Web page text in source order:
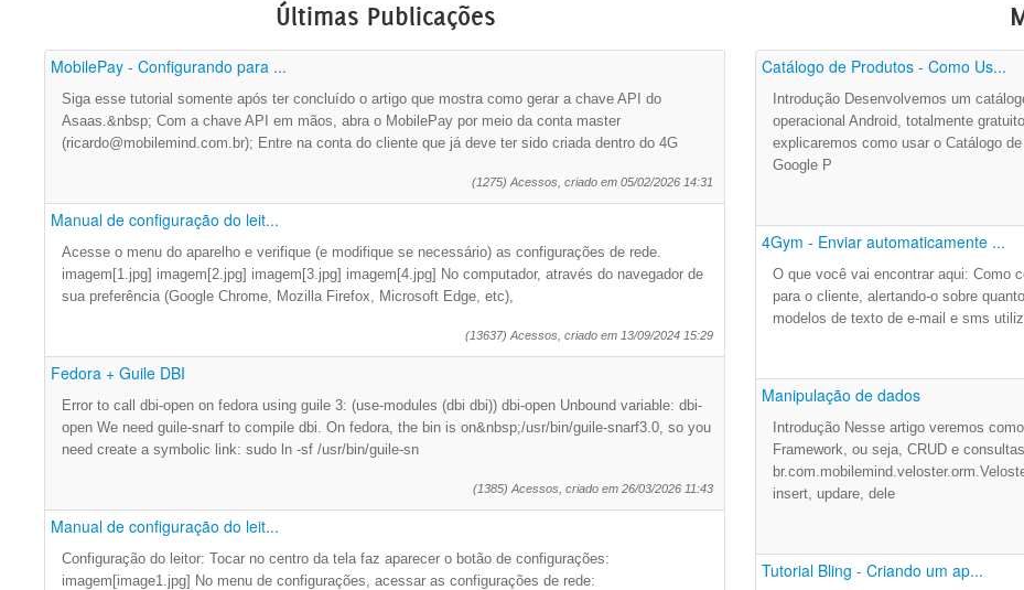
Últimas Publicações
MobilePay - Configurando para ...
Siga esse tutorial somente após ter concluído o artigo que mostra como gerar a chave API do
Asaas.&nbsp; Com a chave API em mãos, abra o MobilePay por meio da conta master
(ricardo@mobilemind.com.br); Entre na conta do cliente que já deve ter sido criada dentro do 4G
(1275) Acessos, criado em 05/02/2026 14:31
Manual de configuração do leit...
Acesse o menu do aparelho e verifique (e modifique se necessário) as configurações de rede.
imagem[1.jpg] imagem[2.jpg] imagem[3.jpg] imagem[4.jpg] No computador, através do navegador de
sua preferência (Google Chrome, Mozilla Firefox, Microsoft Edge, etc),
(13637) Acessos, criado em 13/09/2024 15:29
Fedora + Guile DBI
Error to call dbi-open on fedora using guile 3: (use-modules (dbi dbi)) dbi-open Unbound variable: dbi-
open We need guile-snarf to compile dbi. On fedora, the bin is on&nbsp;/usr/bin/guile-snarf3.0, so you
need create a symbolic link: sudo ln -sf /usr/bin/guile-sn
(1385) Acessos, criado em 26/03/2026 11:43
Manual de configuração do leit...
Configuração do leitor: Tocar no centro da tela faz aparecer o botão de configurações:
imagem[image1.jpg] No menu de configurações, acessar as configurações de rede:
Catálogo de Produtos - Como Us...
Introdução Desenvolvemos um
operacional Android, totalmente
explicaremos como usar o Catálogo
Google P
4Gym - Enviar automaticamente ...
O que você vai encontrar aqui: Como
para o cliente, alertando-o sobre
modelos de texto de e-mail e sms
Manipulação de dados
Introdução Nesse artigo veremos
Framework, ou seja, CRUD e
insert, updare, dele
Tutorial Bling - Criando um ap...